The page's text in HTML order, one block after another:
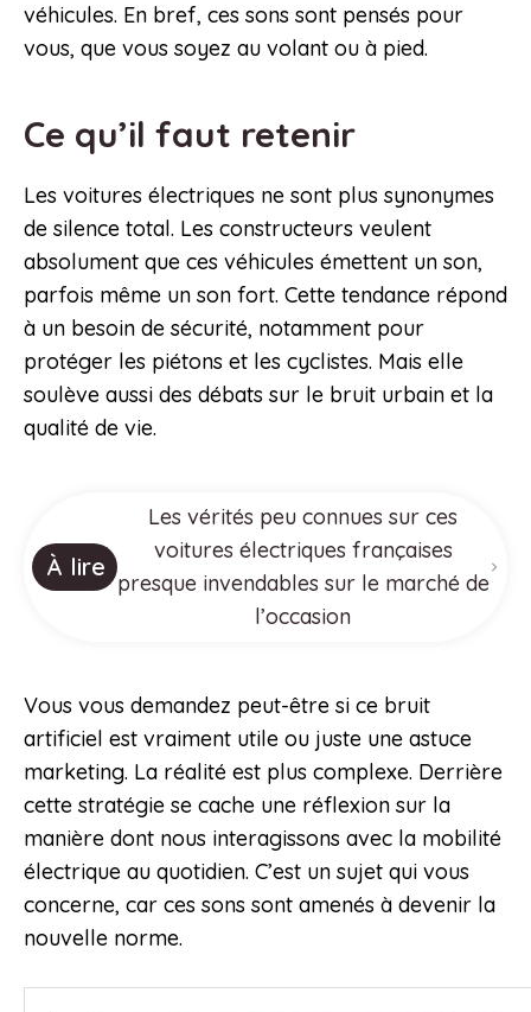
véhicules. En bref, ces sons sont pensés pour
vous, que vous soyez au volant ou à pied.
Ce qu’il faut retenir
Les voitures électriques ne sont plus synonymes
de silence total. Les constructeurs veulent
absolument que ces véhicules émettent un son,
parfois même un son fort. Cette tendance répond
à un besoin de sécurité, notamment pour
protéger les piétons et les cyclistes. Mais elle
soulève aussi des débats sur le bruit urbain et la
qualité de vie.
À lire
Les vérités peu connues sur ces
voitures électriques françaises
presque invendables sur le marché de
l’occasion
Vous vous demandez peut-être si ce bruit
artificiel est vraiment utile ou juste une astuce
marketing. La réalité est plus complexe. Derrière
cette stratégie se cache une réflexion sur la
manière dont nous interagissons avec la mobilité
électrique au quotidien. C’est un sujet qui vous
concerne, car ces sons sont amenés à devenir la
nouvelle norme.